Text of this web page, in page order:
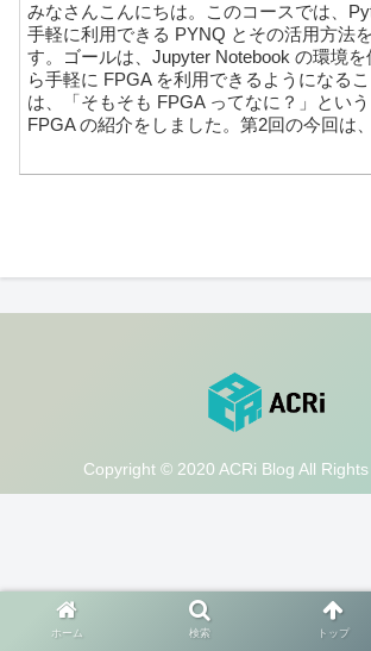
みなさんこんにちは。このコースでは、
手軽に利用できる PYNQ とその活用方法
す。ゴールは、Jupyter Notebook の環境
ら手軽に FPGA を利用できるようになる
は、「そもそも FPGA ってなに？」とい
FPGA の紹介をしました。第2回の今回は
を紹介します。 PYNQ って何？ - Python
作 PYNQ は、PythonでF...
Copyright © 2020 ACRi Blog All Rights
ホーム 検索 トップ